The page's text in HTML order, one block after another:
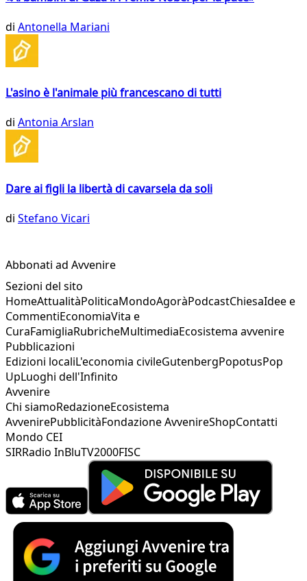
di Antonella Mariani
L'asino è l'animale più francescano di tutti
di Antonia Arslan
Dare ai figli la libertà di cavarsela da soli
di Stefano Vicari
Abbonati ad Avvenire
Sezioni del sito
HomeAttualitàPoliticaMondoAgoràPodcastChiesaIdee e
CommentiEconomiaVita e
CuraFamigliaRubricheMultimediaEcosistema avvenire
Pubblicazioni
Edizioni localiL'economia civileGutenbergPopotusPop
UpLuoghi dell'Infinito
Avvenire
Chi siamoRedazioneEcosistema
AvvenirePubblicitàFondazione AvvenireShopContatti
Mondo CEI
SIRRadio InBluTV2000FISC